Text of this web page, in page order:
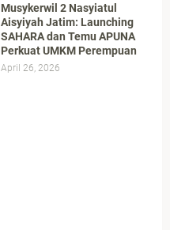
Musykerwil 2 Nasyiatul
Aisyiyah Jatim: Launching
SAHARA dan Temu APUNA
Perkuat UMKM Perempuan
April 26, 2026